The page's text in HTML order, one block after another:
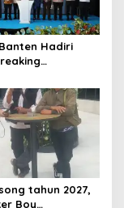
Hadiri
RI di Ibu Kota
tahun 2027,
Boy